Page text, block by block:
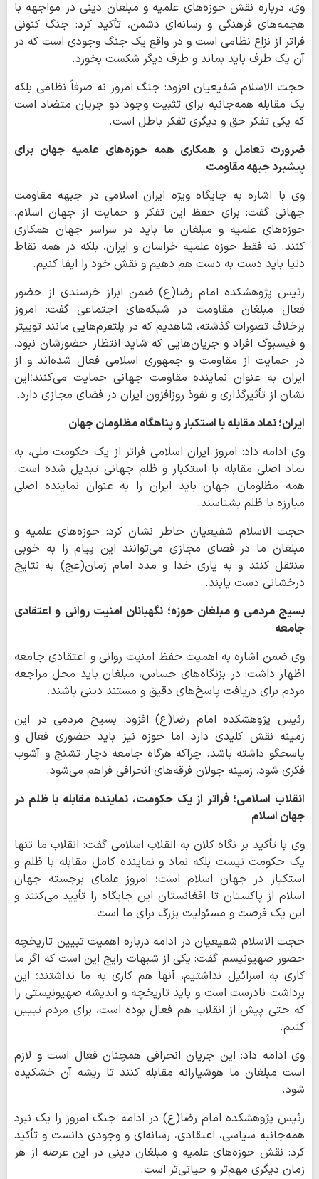
وی، درباره نقش حوزه‌های علمیه و مبلغان دینی در مواجهه با
هجمه‌های فرهنگی و رسانه‌ای دشمن، تأکید کرد: جنگ کنونی
فراتر از نزاع نظامی است و در واقع یک جنگ وجودی است که در
آن یک طرف باید بماند و طرف دیگر شکست بخورد.
حجت الاسلام شفیعیان افزود: جنگ امروز نه صرفاً نظامی بلکه
یک مقابله همه‌جانبه برای تثبیت وجود دو جریان متضاد است
که یکی تفکر حق و دیگری تفکر باطل است.
ضرورت تعامل و همکاری همه حوزه‌های علمیه جهان برای
پیشبرد جبهه مقاومت
وی با اشاره به جایگاه ویژه ایران اسلامی در جبهه مقاومت
جهانی گفت: برای حفظ این تفکر و حمایت از جهان اسلام،
حوزه‌های علمیه و مبلغان ما باید در سراسر جهان همکاری
کنند. نه فقط حوزه علمیه خراسان و ایران، بلکه در همه نقاط
دنیا باید دست به دست هم دهیم و نقش خود را ایفا کنیم.
رئیس پژوهشکده امام رضا(ع) ضمن ابراز خرسندی از حضور
فعال مبلغان مقاومت در شبکه‌های اجتماعی گفت: امروز
برخلاف تصورات گذشته، شاهدیم که در پلتفرم‌هایی مانند توییتر
و فیسبوک افراد و جریان‌هایی که شاید انتظار حضورشان نبود،
در حمایت از مقاومت و جمهوری اسلامی فعال شده‌اند و از
ایران به عنوان نماینده مقاومت جهانی حمایت می‌کنند؛این
نشان از تأثیرگذاری و نفوذ روزافزون ایران در فضای مجازی دارد.
ایران؛ نماد مقابله با استکبار و پناهگاه مظلومان جهان
وی ادامه داد: امروز ایران اسلامی فراتر از یک حکومت ملی، به
نماد اصلی مقابله با استکبار و ظلم جهانی تبدیل شده است.
همه مظلومان جهان باید ایران را به عنوان نماینده اصلی
مبارزه با ظلم بشناسند.
حجت الاسلام شفیعیان خاطر نشان کرد: حوزه‌های علمیه و
مبلغان ما در فضای مجازی می‌توانند این پیام را به خوبی
منتقل کنند و به یاری خدا و مدد امام زمان(عج) به نتایج
درخشانی دست یابند.
بسیج مردمی و مبلغان حوزه؛ نگهبانان امنیت روانی و اعتقادی
جامعه
وی ضمن اشاره به اهمیت حفظ امنیت روانی و اعتقادی جامعه
اظهار داشت: در بزنگاه‌های حساس، مبلغان باید محل مراجعه
مردم برای دریافت پاسخ‌های دقیق و مستند دینی باشند.
رئیس پژوهشکده امام رضا(ع) افزود: بسیج مردمی در این
زمینه نقش کلیدی دارد اما حوزه نیز باید حضوری فعال و
پاسخگو داشته باشد. چراکه هرگاه جامعه دچار تشنج و آشوب
فکری شود، زمینه جولان فرقه‌های انحرافی فراهم می‌شود.
انقلاب اسلامی؛ فراتر از یک حکومت، نماینده مقابله با ظلم در
جهان اسلام
وی با تأکید بر نگاه کلان به انقلاب اسلامی گفت: انقلاب ما تنها
یک حکومت نیست بلکه نماد و نماینده کامل مقابله با ظلم و
استکبار در جهان اسلام است؛ امروز علمای برجسته جهان
اسلام از پاکستان تا افغانستان این جایگاه را تأیید می‌کنند و
این یک فرصت و مسئولیت بزرگ برای ما است.
حجت الاسلام شفیعیان در ادامه درباره اهمیت تبیین تاریخچه
حضور صهیونیسم گفت: یکی از شبهات رایج این است که اگر ما
کاری به اسرائیل نداشتیم، آنها هم کاری به ما نداشتند؛ این
برداشت نادرست است و باید تاریخچه و اندیشه صهیونیستی را
که حتی پیش از انقلاب هم فعال بوده است، برای مردم تبیین
کنیم.
وی ادامه داد: این جریان انحرافی همچنان فعال است و لازم
است مبلغان ما هوشیارانه مقابله کنند تا ریشه آن خشکیده
شود.
رئیس پژوهشکده امام رضا(ع) در ادامه جنگ امروز را یک نبرد
همه‌جانبه سیاسی، اعتقادی، رسانه‌ای و وجودی دانست و تأکید
کرد: نقش حوزه‌های علمیه و مبلغان دینی در این عرصه از هر
زمان دیگری مهم‌تر و حیاتی‌تر است.